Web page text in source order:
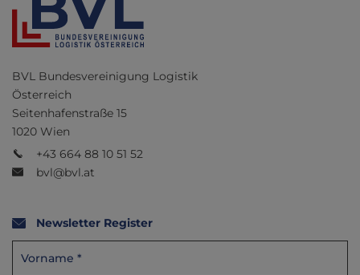
BVL Bundesvereinigung Logistik
Österreich
Seitenhafenstraße 15
1020 Wien
+43 664 88 10 51 52
bvl@bvl.at
Newsletter Register